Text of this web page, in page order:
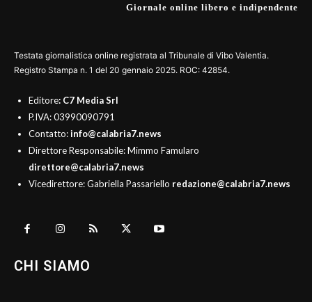
Giornale online libero e indipendente
Testata giornalistica online registrata al Tribunale di Vibo Valentia.
Registro Stampa n. 1 del 20 gennaio 2025. ROC: 42854.
Editore: C7 Media Srl
P.IVA: 03990090791
Contatto:info@calabria7.news
Direttore Responsabile: Mimmo Famularo
direttore@calabria7.news
Vicedirettore: Gabriella Passariello redazione@calabria7.news
CHI SIAMO